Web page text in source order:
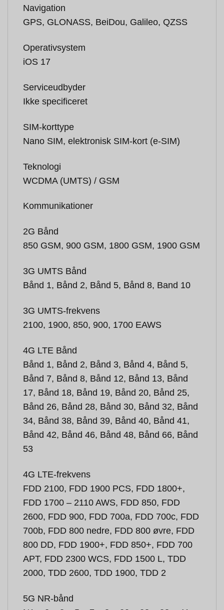
Navigation
GPS, GLONASS, BeiDou, Galileo, QZSS
Operativsystem
iOS 17
Serviceudbyder
Ikke specificeret
SIM-korttype
Nano SIM, elektronisk SIM-kort (e-SIM)
Teknologi
WCDMA (UMTS) / GSM
Kommunikationer
2G Bånd
850 GSM, 900 GSM, 1800 GSM, 1900 GSM
3G UMTS Bånd
Bånd 1, Bånd 2, Bånd 5, Bånd 8, Band 10
3G UMTS-frekvens
2100, 1900, 850, 900, 1700 EAWS
4G LTE Bånd
Bånd 1, Bånd 2, Bånd 3, Bånd 4, Bånd 5,
Bånd 7, Bånd 8, Bånd 12, Bånd 13, Bånd
17, Bånd 18, Bånd 19, Bånd 20, Bånd 25,
Bånd 26, Bånd 28, Bånd 30, Bånd 32, Bånd
34, Bånd 38, Bånd 39, Bånd 40, Bånd 41,
Bånd 42, Bånd 46, Bånd 48, Bånd 66, Bånd
53
4G LTE-frekvens
FDD 2100, FDD 1900 PCS, FDD 1800+,
FDD 1700 – 2110 AWS, FDD 850, FDD
2600, FDD 900, FDD 700a, FDD 700c, FDD
700b, FDD 800 nedre, FDD 800 øvre, FDD
800 DD, FDD 1900+, FDD 850+, FDD 700
APT, FDD 2300 WCS, FDD 1500 L, TDD
2000, TDD 2600, TDD 1900, TDD 2
5G NR-bånd